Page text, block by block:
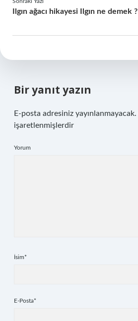
Ilgın ağacı hikayesi Ilgın ne demek ?
Bir yanıt yazın
E-posta adresiniz yayınlanmayacak.
işaretlenmişlerdir
Yorum
İsim*
E-Posta*